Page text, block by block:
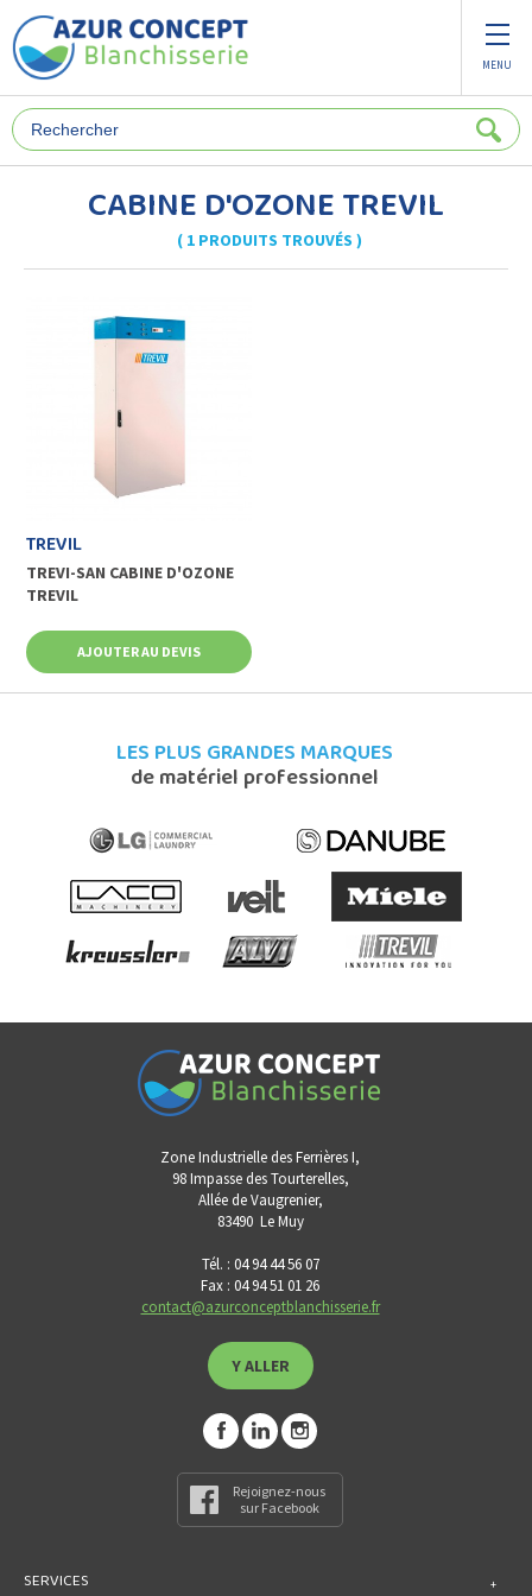
MENU
CABINE D'OZONE TREVIL
( 1 PRODUITS TROUVÉS )
TREVIL
TREVI-SAN CABINE D'OZONE
TREVIL
AJOUTER AU DEVIS
LES PLUS GRANDES MARQUES
de matériel professionnel
Zone Industrielle des Ferrières I,
98 Impasse des Tourterelles,
Allée de Vaugrenier,
83490 Le Muy
Tél. : 04 94 44 56 07
Fax : 04 94 51 01 26
contact@azurconceptblanchisserie.fr
Y ALLER
Rejoignez-nous
sur Facebook
SERVICES
Panneau de gestion des cookies